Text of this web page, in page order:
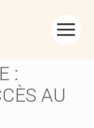
:
AU